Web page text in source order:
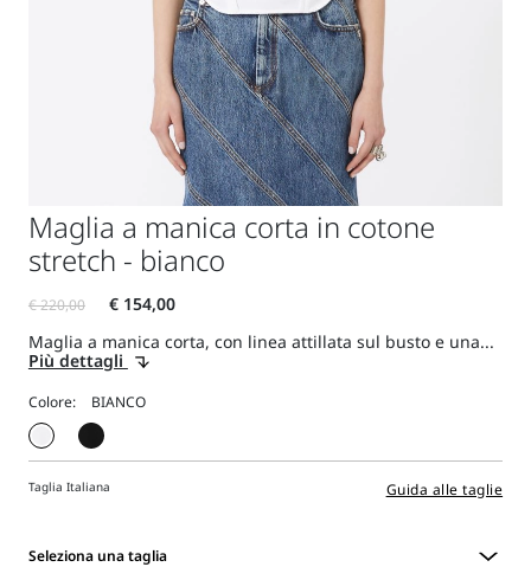
Maglia a manica corta in cotone
stretch - bianco
Maglia a manica corta, con linea attillata sul busto e una...
Più dettagli
Colore:
Taglia Italiana Guida alle taglie
Seleziona una taglia